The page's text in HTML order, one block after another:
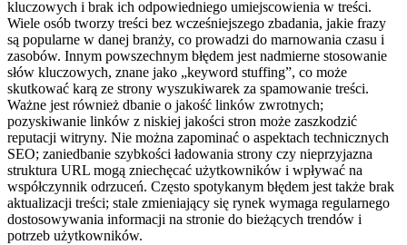
kluczowych i brak ich odpowiedniego umiejscowienia w treści.
Wiele osób tworzy treści bez wcześniejszego zbadania, jakie frazy
są popularne w danej branży, co prowadzi do marnowania czasu i
zasobów. Innym powszechnym błędem jest nadmierne stosowanie
słów kluczowych, znane jako „keyword stuffing”, co może
skutkować karą ze strony wyszukiwarek za spamowanie treści.
Ważne jest również dbanie o jakość linków zwrotnych;
pozyskiwanie linków z niskiej jakości stron może zaszkodzić
reputacji witryny. Nie można zapominać o aspektach technicznych
SEO; zaniedbanie szybkości ładowania strony czy nieprzyjazna
struktura URL mogą zniechęcać użytkowników i wpływać na
współczynnik odrzuceń. Często spotykanym błędem jest także brak
aktualizacji treści; stale zmieniający się rynek wymaga regularnego
dostosowywania informacji na stronie do bieżących trendów i
potrzeb użytkowników.